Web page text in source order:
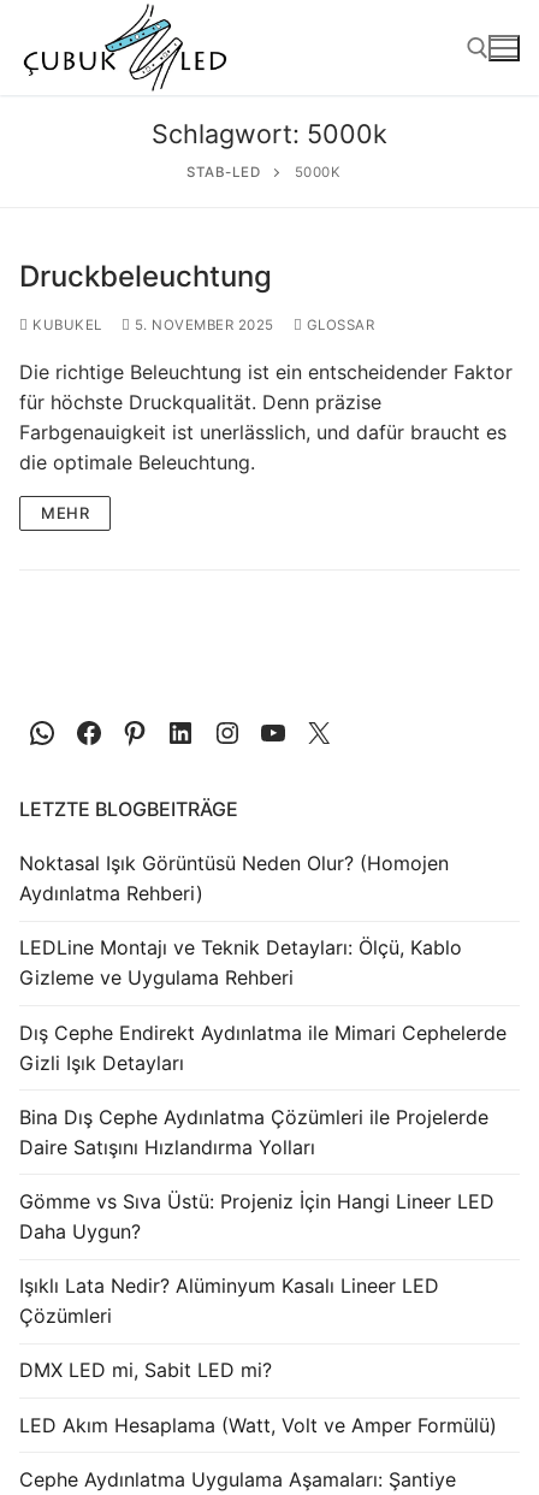
ANASAYFA
PRODUKTE
LED-Module
LED-Streifen mit Konstantspannung
Konstante Spannung Bar LED
Konstantstrom-Balken-LED
LED-Profile
LED-Profile aus Kunststoff
Lichtsteuerungssysteme
LED-Treiber für den Innenbereich
DMX-INFORMATIONEN
Was ist DMX? Welche verschiedenen
Schlagwort: 5000k
STAB-LED 5000K
Druckbeleuchtung
KUBUKEL 5. NOVEMBER 2025 GLOSSAR
Die richtige Beleuchtung ist ein entscheidender Faktor
für höchste Druckqualität. Denn präzise
Farbgenauigkeit ist unerlässlich, und dafür braucht es
die optimale Beleuchtung.
MEHR
LETZTE BLOGBEITRÄGE
Noktasal Işık Görüntüsü Neden Olur? (Homojen
Aydınlatma Rehberi)
LEDLine Montajı ve Teknik Detayları: Ölçü, Kablo
Gizleme ve Uygulama Rehberi
Dış Cephe Endirekt Aydınlatma ile Mimari Cephelerde
Gizli Işık Detayları
Bina Dış Cephe Aydınlatma Çözümleri ile Projelerde
Daire Satışını Hızlandırma Yolları
Gömme vs Sıva Üstü: Projeniz İçin Hangi Lineer LED
Daha Uygun?
Işıklı Lata Nedir? Alüminyum Kasalı Lineer LED
Çözümleri
DMX LED mi, Sabit LED mi?
LED Akım Hesaplama (Watt, Volt ve Amper Formülü)
Cephe Aydınlatma Uygulama Aşamaları: Şantiye